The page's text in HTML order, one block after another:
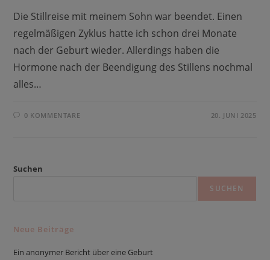
Die Stillreise mit meinem Sohn war beendet. Einen
regelmäßigen Zyklus hatte ich schon drei Monate
nach der Geburt wieder. Allerdings haben die
Hormone nach der Beendigung des Stillens nochmal
alles…
0 KOMMENTARE 20. JUNI 2025
Suchen
SUCHEN
Neue Beiträge
Ein anonymer Bericht über eine Geburt